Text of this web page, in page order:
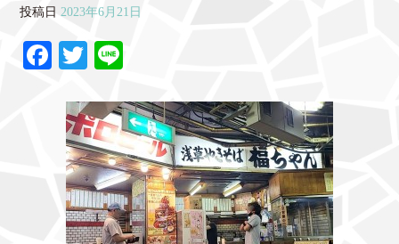
投稿日 2023年6月21日
Fa
bo
ok
T
tte
r